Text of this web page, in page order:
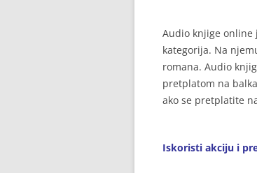
Audio knjige online
kategorija. Na
romana. Audio
pretplatom na
ako se pretplatite
Iskoristi akciju i